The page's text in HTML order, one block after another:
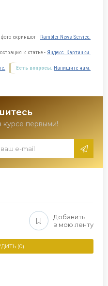
скриншот - Rambler News Service.
к статье - Яндекс. Картинки.
Есть вопросы. Напишите нам.
курсе первыми!
Добавить
в мою ленту
(0)